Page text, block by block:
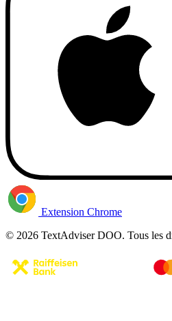
Extension Chrome
© 2026 TextAdviser DOO. Tous les